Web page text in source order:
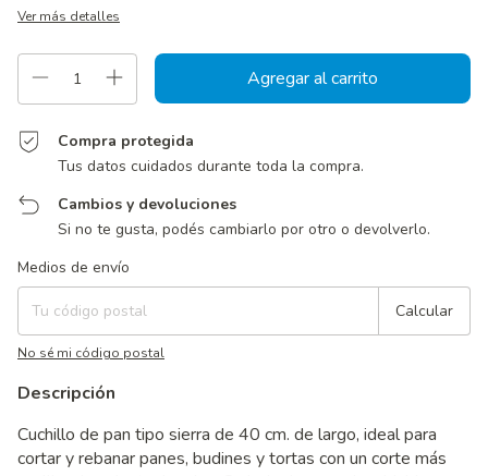
Ver más detalles
Compra protegida
Tus datos cuidados durante toda la compra.
Cambios y devoluciones
Si no te gusta, podés cambiarlo por otro o devolverlo.
Entregas para el CP:
Medios de envío
Calcular
No sé mi código postal
Descripción
Cuchillo de pan tipo sierra de 40 cm. de largo, ideal para
cortar y rebanar panes, budines y tortas con un corte más